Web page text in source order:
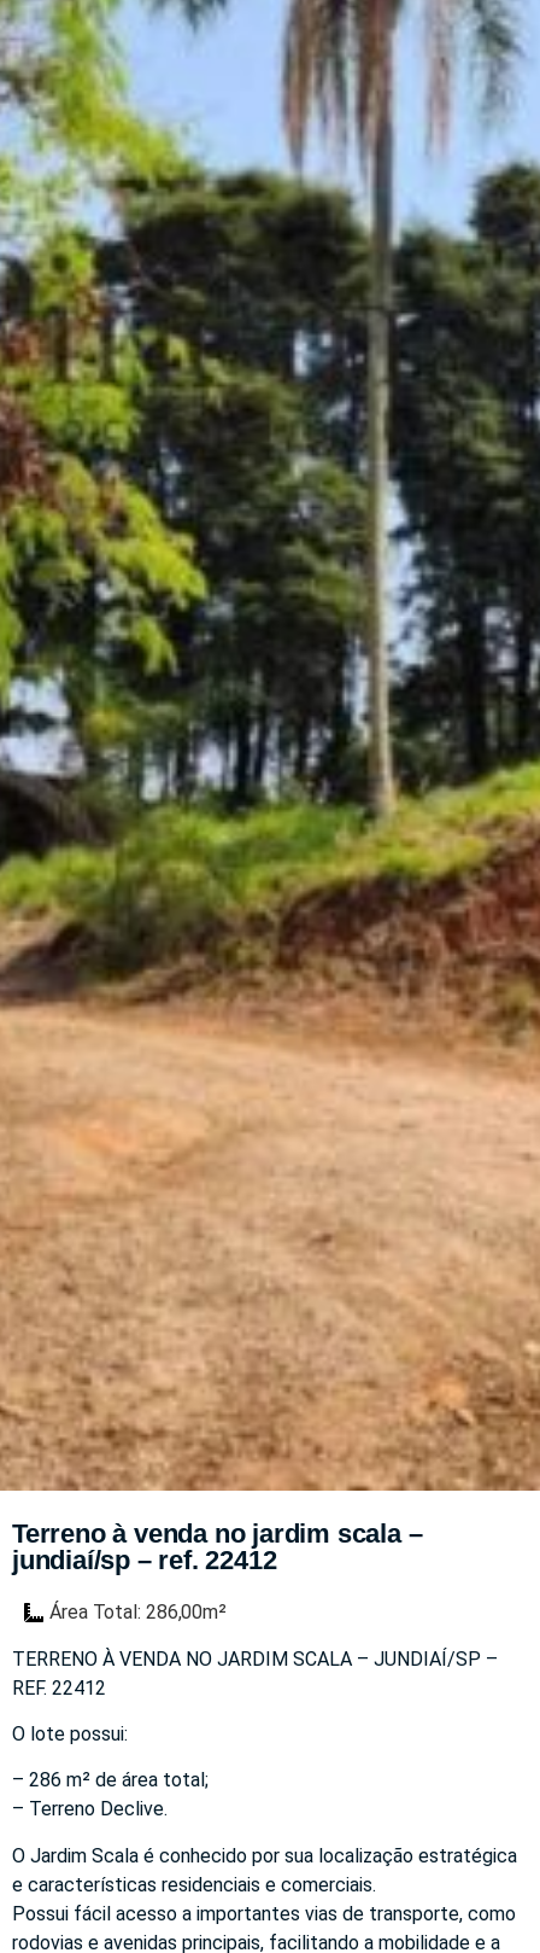
Terreno à venda no jardim scala –
jundiaí/sp – ref. 22412
Área Total: 286,00m²
TERRENO À VENDA NO JARDIM SCALA – JUNDIAÍ/SP –
REF. 22412
O lote possui:
– 286 m² de área total;
– Terreno Declive.
O Jardim Scala é conhecido por sua localização estratégica
e características residenciais e comerciais.
Possui fácil acesso a importantes vias de transporte, como
rodovias e avenidas principais, facilitando a mobilidade e a